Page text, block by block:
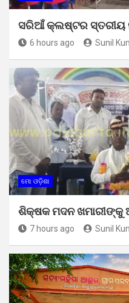
ସରିଆଁ କ୍ଲଷ୍ଟର ସ୍ତରୀୟ
6 hours ago Sunil
ମୋ ଓଡ଼ିଶା
ଶିକ୍ଷକ ମଦନ ଖମାରୀଙ୍କୁ
7 hours ago Sunil